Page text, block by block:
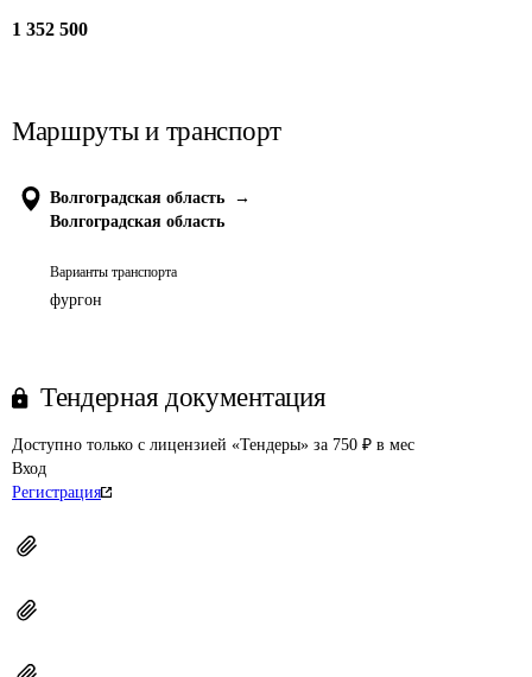
1 352 500
Маршруты и транспорт
Волгоградская область
→
Волгоградская область
Варианты транспорта
фургон
Тендерная документация
Доступно только с лицензией «Тендеры» за 750 ₽ в мес
Вход
Регистрация